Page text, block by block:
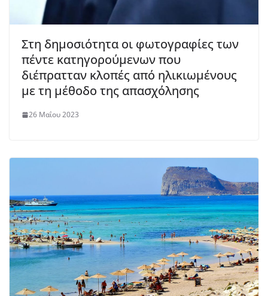
Στη δημοσιότητα οι φωτογραφίες των
πέντε κατηγορούμενων που
διέπρατταν κλοπές από ηλικιωμένους
με τη μέθοδο της απασχόλησης
26 Μαΐου 2023